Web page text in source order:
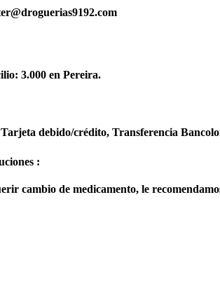
3.000 en Pereira.
debido/crédito, Transferencia
:
cambio de medicamento, le